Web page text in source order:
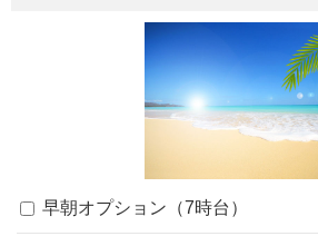
早朝オプション（7時台）